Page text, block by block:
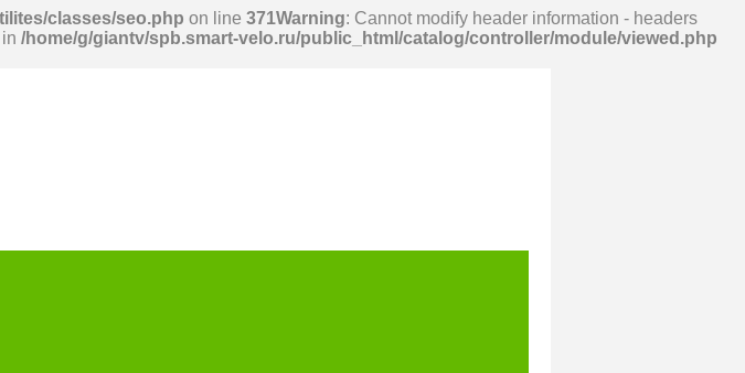
classes/seo.php on line 371Warning: Cannot modify header information - headers
/home/g/giantv/spb.smart-velo.ru/public_html/catalog/controller/module/viewed.php